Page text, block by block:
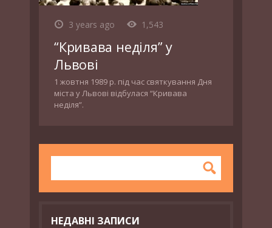
3 years ago 1,543
“Кривава неділя” у
Львові
1 жовтня 1989 р. під час святкування Дня
міста у Львові відбулася “Кривава
неділя”.
НЕДАВНІ ЗАПИСИ